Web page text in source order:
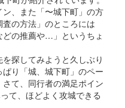
、また「〜城下町」の方
の方法」のところには
どの推薦や…」というちょ
探してみようと久しぶり
り「城、城下町」のペー
て、同行者の満足ポイン
て、ほどよく攻城できる